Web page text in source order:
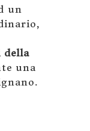
un
della
una